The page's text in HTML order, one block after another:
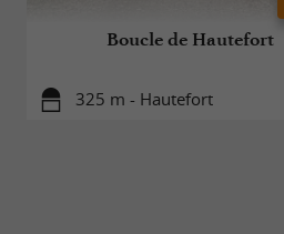
Boucle de Hautefort
325 m - Hautefort